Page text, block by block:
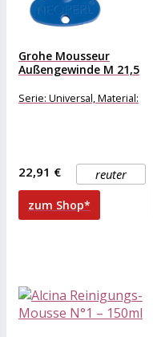
Grohe Mousseur
Außengewinde M 21,5
Serie: Universal, Material:
reuter
22,91 €
zum Shop*